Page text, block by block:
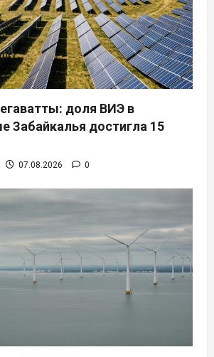
доля ВИЭ в
Забайкалья достигла 15
07.08.2026 0